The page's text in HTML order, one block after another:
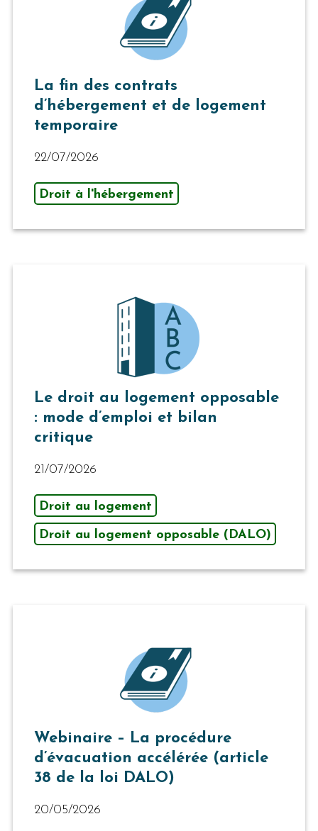
La fin des contrats
d’hébergement et de logement
temporaire
22/07/2026
Droit à l'hébergement
Le droit au logement opposable
: mode d’emploi et bilan
critique
21/07/2026
Droit au logement
Droit au logement opposable (DALO)
Webinaire – La procédure
d’évacuation accélérée (article
38 de la loi DALO)
20/05/2026